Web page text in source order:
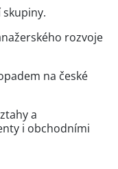
skupiny.
rozvoje
na české
a
i obchodními